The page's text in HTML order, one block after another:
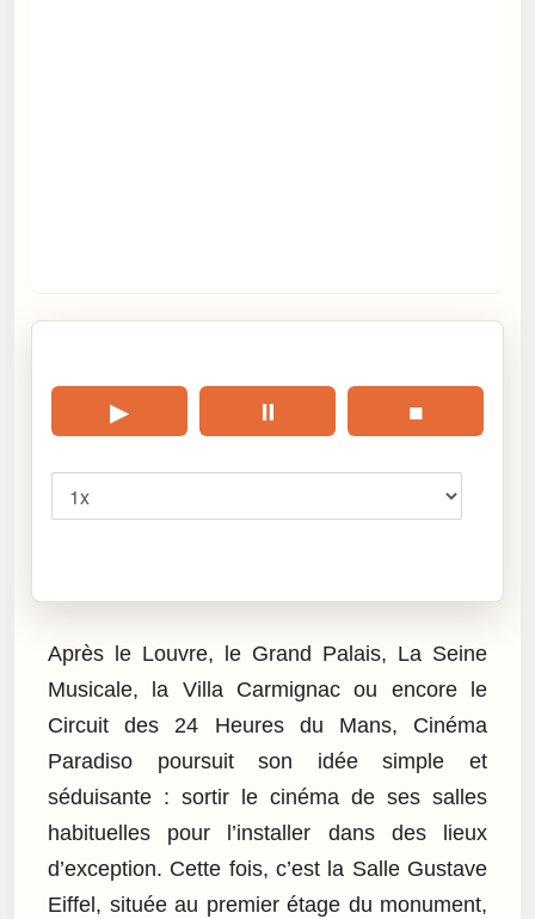
▶ ⏸ ■
Après le Louvre, le Grand Palais, La Seine
Musicale, la Villa Carmignac ou encore le
Circuit des 24 Heures du Mans, Cinéma
Paradiso poursuit son idée simple et
séduisante : sortir le cinéma de ses salles
habituelles pour l’installer dans des lieux
d’exception. Cette fois, c’est la Salle Gustave
Eiffel, située au premier étage du monument,